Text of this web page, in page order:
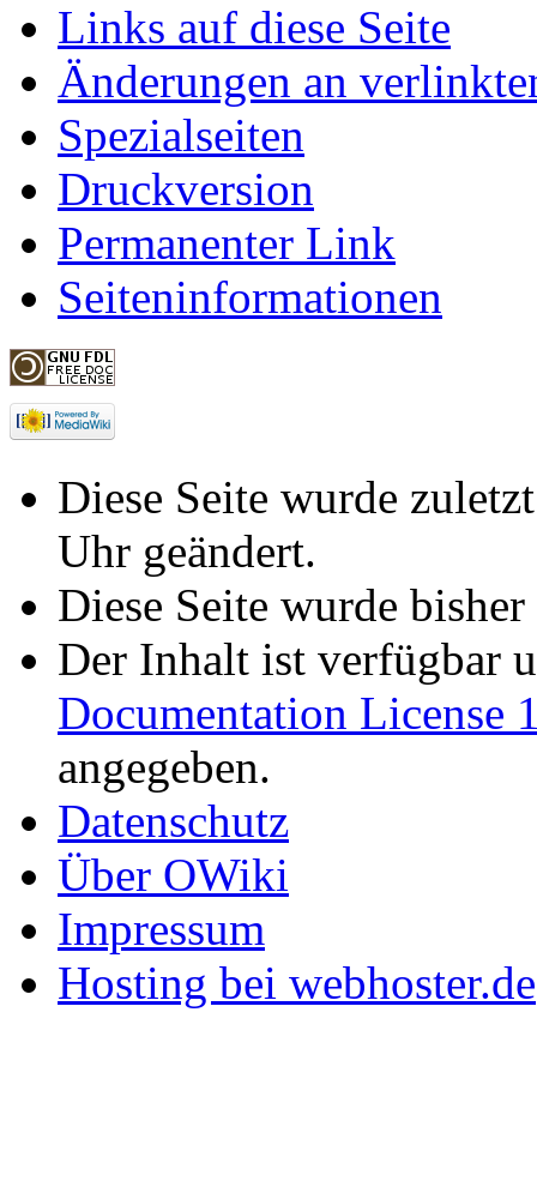
Links auf diese Seite
Änderungen an
Spezialseiten
Druckversion
Permanenter Link
Seiteninformationen
Diese Seite wurde
Uhr geändert.
Diese Seite wurde
Der Inhalt ist verfügbar
Documentation License
angegeben.
Datenschutz
Über OWiki
Impressum
Hosting bei webhoster.de